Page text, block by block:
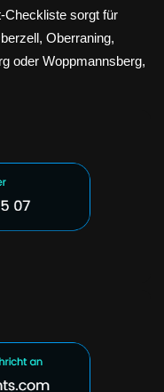
Checkliste sorgt für
Oberraning,
oder Woppmannsberg,